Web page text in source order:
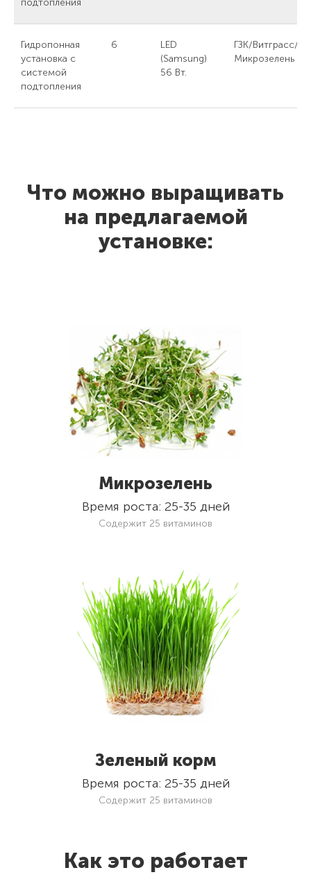
подтопления
Гидропонная
установка с
системой
подтопления
6
LED
(Samsung)
56 Вт.
ГЗК/Витграсс/
Микрозелень
Что можно выращивать
на предлагаемой
установке:
Микрозелень
Время роста: 25-35 дней
Содержит 25 витаминов
Зеленый корм
Время роста: 25-35 дней
Содержит 25 витаминов
Как это работает